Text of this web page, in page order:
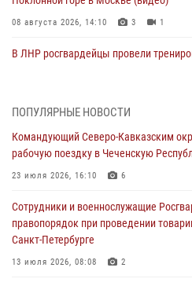
08 августа 2026, 14:10 3 1
В ЛНР росгвардейцы провели
стен музея истории космонавтики в
08 августа 2026, 09:29
в честь юбилея ведомства
08 августа 2026, 09:03
Росгвардейцы в ЛНР совершенствуют
ПОПУЛЯРНЫЕ НОВОСТИ
Командующий Северо-Кавказским
рабочую поездку в Чеченскую
23 июля 2026, 16:10 6
Сотрудники и военнослужащие
правопорядок при проведении
Санкт-Петербурге
13 июля 2026, 08:08 2